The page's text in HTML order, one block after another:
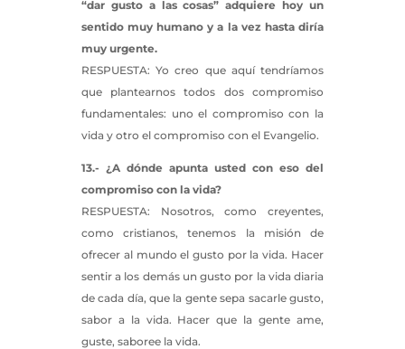
“dar gusto a las cosas” adquiere hoy un
sentido muy humano y a la vez hasta diría
muy urgente.
RESPUESTA: Yo creo que aquí tendríamos
que plantearnos todos dos compromiso
fundamentales: uno el compromiso con la
vida y otro el compromiso con el Evangelio.
13.- ¿A dónde apunta usted con eso del
compromiso con la vida?
RESPUESTA: Nosotros, como creyentes,
como cristianos, tenemos la misión de
ofrecer al mundo el gusto por la vida. Hacer
sentir a los demás un gusto por la vida diaria
de cada día, que la gente sepa sacarle gusto,
sabor a la vida. Hacer que la gente ame,
guste, saboree la vida.